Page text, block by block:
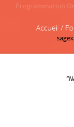
Programmation
Accueil /